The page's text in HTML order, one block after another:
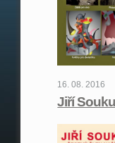
16. 08. 2016
Jiří